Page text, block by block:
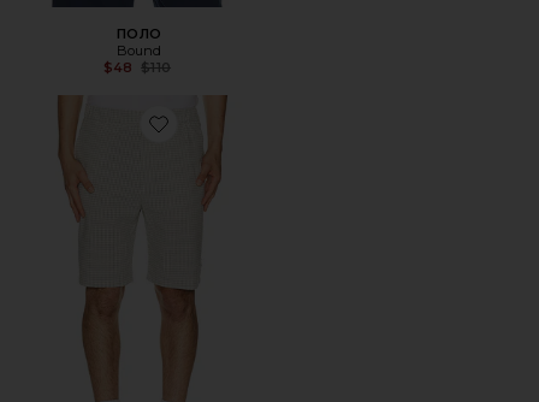
ПОЛО
Bound
$48 Previous price:
$110
Favorite ШОРТЫ GINGHAM